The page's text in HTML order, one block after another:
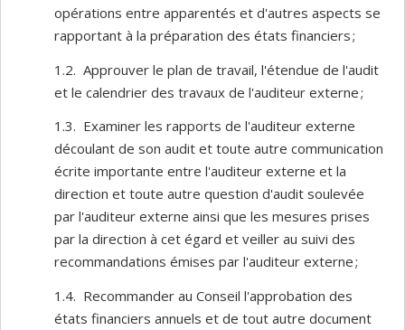
opérations entre apparentés et d'autres aspects se
rapportant à la préparation des états financiers ;
1.2. Approuver le plan de travail, l'étendue de l'audit
et le calendrier des travaux de l'auditeur externe ;
1.3. Examiner les rapports de l'auditeur externe
découlant de son audit et toute autre communication
écrite importante entre l'auditeur externe et la
direction et toute autre question d'audit soulevée
par l'auditeur externe ainsi que les mesures prises
par la direction à cet égard et veiller au suivi des
recommandations émises par l'auditeur externe ;
1.4. Recommander au Conseil l'approbation des
états financiers annuels et de tout autre document